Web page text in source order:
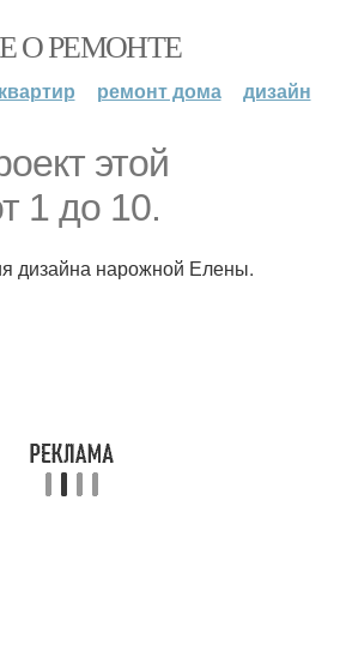
О РЕМОНТЕ
ремонт дома дизайн
этой
1 до 10.
дизайна нарожной Елены.